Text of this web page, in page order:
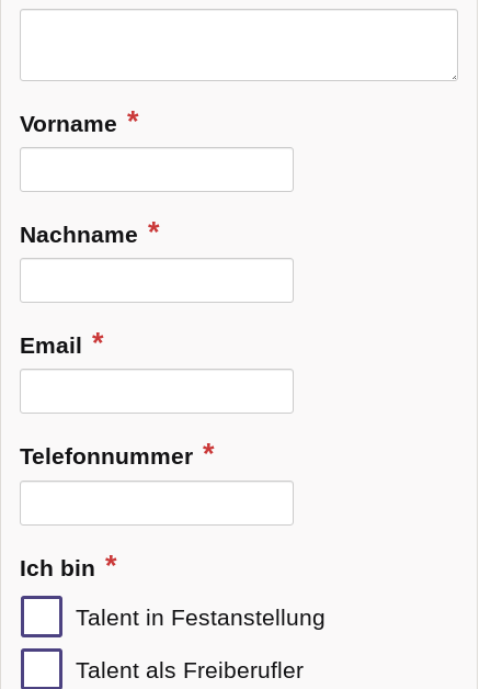
Vorname
Nachname
Email
Telefonnummer
Ich bin
Talent in Festanstellung
Talent als Freiberufler